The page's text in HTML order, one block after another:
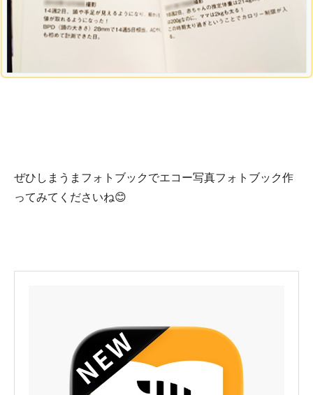
ぜひしまうまフォトブックでエコー写真フォトブック作
ってみてくださいね😊